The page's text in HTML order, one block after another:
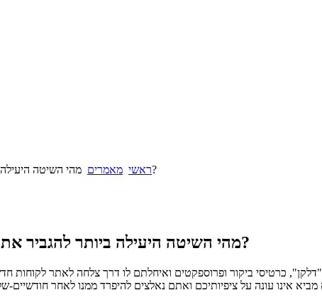
ראשי מאמרים מהי השיטה היעילה ביותר להגביר את מכירות צוות סוכני המכירות שלכם?
מהי השיטה היעילה ביותר להגביר את מכירות צוות סוכני המכירות שלכם?
כרטיסי ביקור ופרוספקטים ואיחלתם לו דרך צלחה לאתר לקוחות